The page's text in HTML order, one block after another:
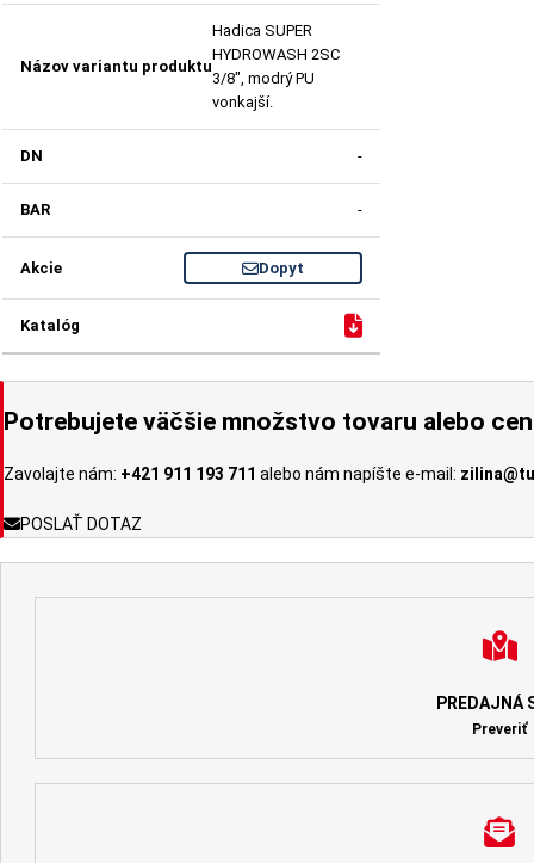
Hadica SUPER
HYDROWASH 2SC
3/8", modrý PU
vonkajší.
-
-
Dopyt
Potrebujete väčšie množstvo tovaru alebo
Zavolajte nám: +421 911 193 711 alebo nám napíšte e-mail:
POSLAŤ DOTAZ
PREDAJNÁ
Preveriť